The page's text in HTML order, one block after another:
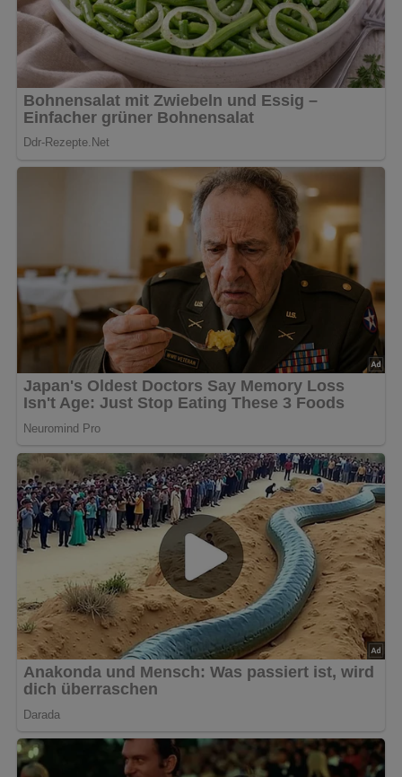
Diese Zutaten brauchen wir…
1/4 Liter Schlagsahne
Vanillinzucker
Lob, Kritik, Fragen oder Anregungen zum Rezept?
Dann hinterlasse doch bitte einen Kommentar am
Ende dieser Seite & auch eine Bewertung!
Und so wird es gemacht…
Die Bananen schälen, im Mixer pürieren und mit Zucker
und Zitronensaft abschmecken.
Die Sahne mit etwas Vanillinzucker süßen, steif
schlagen und unter die Bananenmasse ziehen.
In ein Gefäß füllen (kein Plastik) und bei höchster
Kältestufe im Tiefkühlfach des Kühlschrankes
gefrieren lassen. Ab und zu einmal umrühren.
Kennst du schon unser tolles DDR-Quiz?Was weißt du
Dieses Rezept bei Pinterest